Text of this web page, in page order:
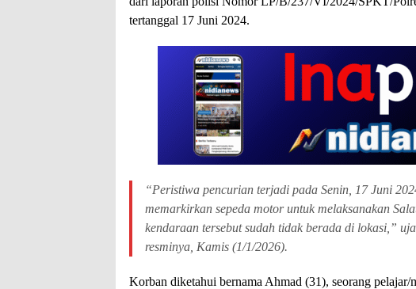
tertanggal 17 Juni 2024.
“Peristiwa pencurian terjadi pada Senin, 17 Juni
memarkirkan sepeda motor untuk melaksanakan
kendaraan tersebut sudah tidak berada di lokasi,”
resminya, Kamis (1/1/2026).
Korban diketahui bernama Ahmad (31), seorang